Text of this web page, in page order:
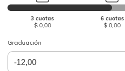
Graduación